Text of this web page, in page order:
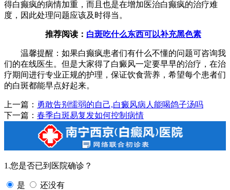
得白癫疯的病情加重，而且也是在增加医治白癫疯的治疗难
度，因此处理问题应该及时得当。
推荐阅读： 白斑吃什么东西可以补充黑色素
温馨提醒：如果白癫疯患者们有什么不懂的问题可咨询我
们的在线医生。但是大家得了白癜风一定要早早的治疗，在治
疗期间进行专业正规的护理，保证饮食营养，希望每个患者们
的白斑都能早点好起来。
上一篇： 勇敢告别懦弱的自己,白癜风病人能喝鸽子汤吗
下一篇： 春季白斑易复发如何控制病情
1.您是否已到医院确诊？
是 还没有